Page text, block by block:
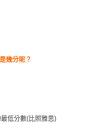
幾分呢？
低分數(比照雅思)